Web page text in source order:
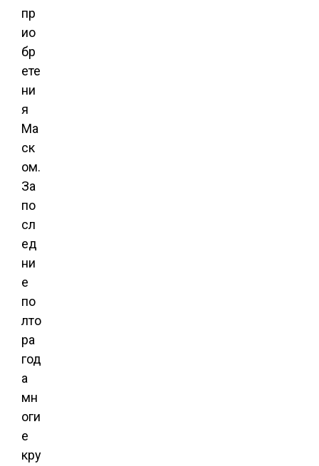
пр
ио
бр
ете
ни
я
Ма
ск
ом.
За
по
сл
ед
ни
е
по
лто
ра
год
а
мн
оги
е
кру